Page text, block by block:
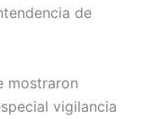
de
mostraron
vigilancia